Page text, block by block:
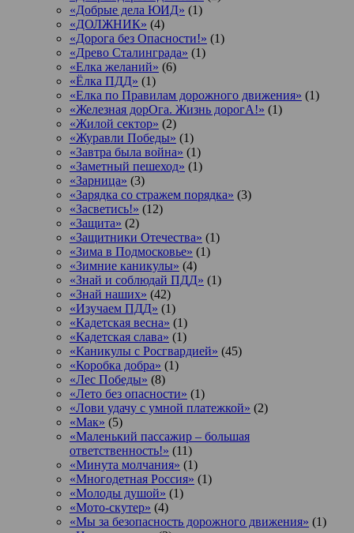
«Добрые дела ЮИД» (1)
«ДОЛЖНИК» (4)
«Дорога без Опасности!» (1)
«Древо Сталинграда» (1)
«Елка желаний» (6)
«Ёлка ПДД» (1)
«Елка по Правилам дорожного движения» (1)
«Железная дорОга. Жизнь дорогА!» (1)
«Жилой сектор» (2)
«Журавли Победы» (1)
«Завтра была война» (1)
«Заметный пешеход» (1)
«Зарница» (3)
«Зарядка со стражем порядка» (3)
«Засветись!» (12)
«Защита» (2)
«Защитники Отечества» (1)
«Зима в Подмосковье» (1)
«Зимние каникулы» (4)
«Знай и соблюдай ПДД» (1)
«Знай наших» (42)
«Изучаем ПДД» (1)
«Кадетская весна» (1)
«Кадетская слава» (1)
«Каникулы с Росгвардией» (45)
«Коробка добра» (1)
«Лес Победы» (8)
«Лето без опасности» (1)
«Лови удачу с умной платежкой» (2)
«Мак» (5)
«Маленький пассажир – большая
ответственность!» (11)
«Минута молчания» (1)
«Многодетная Россия» (1)
«Молоды душой» (1)
«Мото-скутер» (4)
«Мы за безопасность дорожного движения» (1)